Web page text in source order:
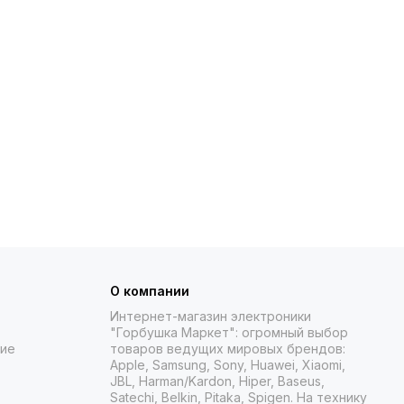
окружает вас со всех сторон, создавая эффект
звонки и активируйте голосового помощника
переключаются между вашими iPhone, iPad и Mac.
О компании
Интернет-магазин электроники
"Горбушка Маркет": огромный выбор
товаров ведущих мировых брендов:
Apple, Samsung, Sony, Huawei, Xiaomi,
JBL, Harman/Kardon, Hiper, Baseus,
Satechi, Belkin, Pitaka, Spigen. На технику